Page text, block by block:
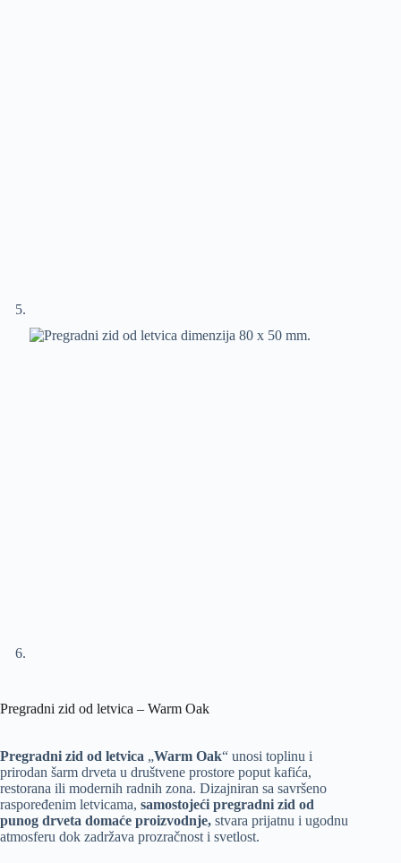
Pregradni zid od letvica – Warm Oak
Pregradni zid od letvica „Warm Oak“ unosi toplinu i
prirodan šarm drveta u društvene prostore poput kafića,
restorana ili modernih radnih zona. Dizajniran sa savršeno
raspoređenim letvicama, samostojeći pregradni zid od
punog drveta domaće proizvodnje, stvara prijatnu i ugodnu
atmosferu dok zadržava prozračnost i svetlost.